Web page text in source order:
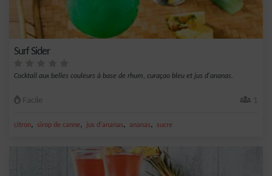
Surf Sider
Cocktail aux belles couleurs à base de rhum, curaçao bleu et jus d'ananas.
Facile 1
citron, sirop de canne, jus d'ananas, ananas, sucre